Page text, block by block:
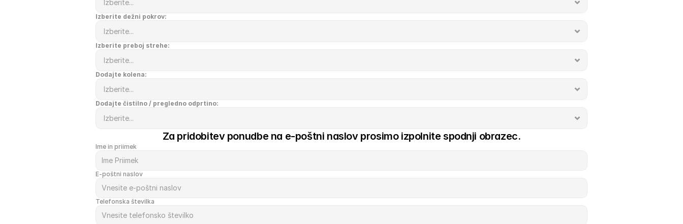
Izberite dežni pokrov:
Izberite preboj strehe:
Dodajte kolena:
Dodajte čistilno / pregledno odprtino:
Za pridobitev ponudbe na e-poštni naslov prosimo izpolnite spodnji obrazec.
Ime in priimek
E-poštni naslov
Telefonska številka